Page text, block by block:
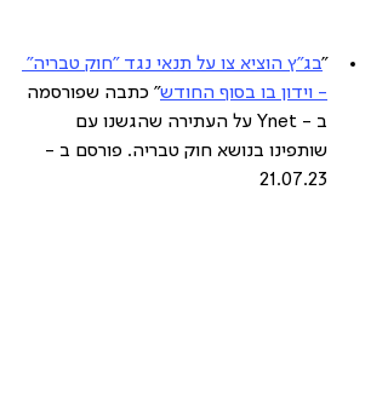
"בג"ץ הוציא צו על תנאי נגד "חוק טבריה"
- וידון בו בסוף החודש" כתבה שפורסמה
ב - Ynet על העתירה שהגשנו עם
שותפינו בנושא חוק טבריה. פורסם ב -
21.07.23